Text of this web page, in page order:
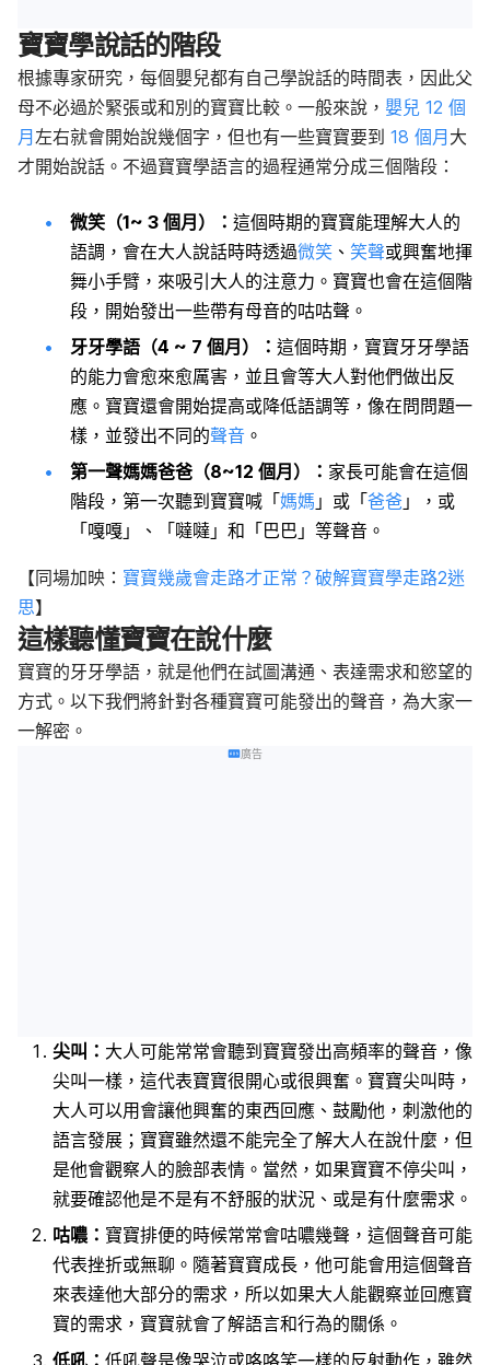
寶寶學說話的階段
根據專家研究，每個嬰兒都有自己學說話的時間表，因此父
母不必過於緊張或和別的寶寶比較。一般來說， 嬰兒 12 個
月左右就會開始說幾個字，但也有一些寶寶要到 18 個月大
才開始說話。不過寶寶學語言的過程通常分成三個階段：
微笑（1~ 3 個月）： 這個時期的寶寶能理解大人的
語調，會在大人說話時時透過微笑 、 笑聲或興奮地揮
舞小手臂，來吸引大人的注意力。寶寶也會在這個階
段，開始發出一些帶有母音的咕咕聲。
牙牙學語（4 ~ 7 個月）： 這個時期，寶寶牙牙學語
的能力會愈來愈厲害，並且會等大人對他們做出反
應。寶寶還會開始提高或降低語調等，像在問問題一
樣，並發出不同的聲音 。
第一聲媽媽爸爸（8~12 個月）： 家長可能會在這個
階段，第一次聽到寶寶喊「媽媽 」或「爸爸 」，或
「嘎嘎」、「噠噠」和「巴巴」等聲音。
【同場加映： 寶寶幾歲會走路才正常？破解寶寶學走路2迷
思】
這樣聽懂寶寶在說什麼
寶寶的牙牙學語，就是他們在試圖溝通、表達需求和慾望的
方式。以下我們將針對各種寶寶可能發出的聲音，為大家一
一解密。
廣告
尖叫： 大人可能常常會聽到寶寶發出高頻率的聲音，像
尖叫一樣，這代表寶寶很開心或很興奮。寶寶尖叫時，
大人可以用會讓他興奮的東西回應、鼓勵他，刺激他的
語言發展；寶寶雖然還不能完全了解大人在說什麼，但
是他會觀察人的臉部表情。當然，如果寶寶不停尖叫，
就要確認他是不是有不舒服的狀況、或是有什麼需求。
咕噥： 寶寶排便的時候常常會咕噥幾聲，這個聲音可能
代表挫折或無聊。隨著寶寶成長，他可能會用這個聲音
來表達他大部分的需求，所以如果大人能觀察並回應寶
寶的需求，寶寶就會了解語言和行為的關係。
低吼： 低吼聲是像哭泣或咯咯笑一樣的反射動作，雖然